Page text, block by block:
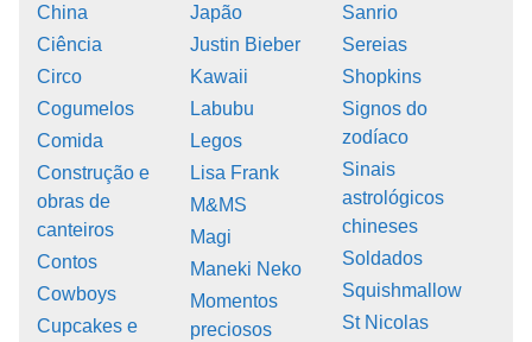
China
Ciência
Circo
Cogumelos
Comida
Construção e
obras de
canteiros
Contos
Cowboys
Cupcakes e
Japão
Justin Bieber
Kawaii
Labubu
Legos
Lisa Frank
M&MS
Magi
Maneki Neko
Momentos
preciosos
Sanrio
Sereias
Shopkins
Signos do
zodíaco
Sinais
astrológicos
chineses
Soldados
Squishmallow
St Nicolas